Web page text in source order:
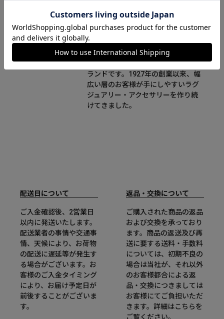
FURLA(フルラ)について
フルラ（FURLA）はイタリアのボロ
ーニャをルーツとしたグローバルブ
ランドです。1927年の創業以来、幅
広い層のお客様が手にしやすいラグ
ジュアリー・アクセサリーを作り続
けてきました。
配送日について
ご入金確認後、2営業日
以内に発送いたします。
配送業者の事情や交通事
情、天候により、お荷物
の配送に遅延等が発生す
る場合がございます。お
客様のご入金タイミング
により、お届け予定日が
前後することがございま
す。
返品・交換について
ご購入された商品の返品
および交換を承っており
ます。商品の返送及び再
送に要する送料・手数料
については、初期不良の
場合は当社が、それ以外
のお客様都合による返
品・交換につきましては
お客様にてご負担いただ
きます。詳細はこちらを
ご覧ください。